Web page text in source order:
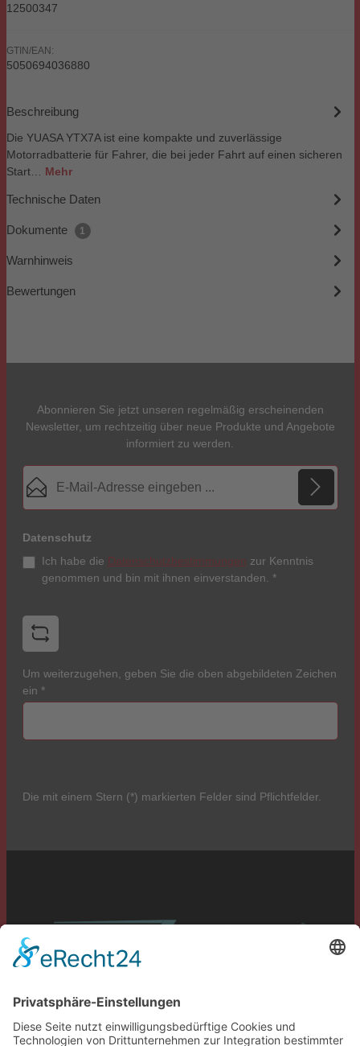
12500347
GTIN/EAN:
5050694036880
Beschreibung
Die YUASA YTX7A ist eine kompakte und zuverlässige
Motorradbatterie für Fahrer, die bei jeder Fahrt auf einen sicheren
Start… Mehr
Technische Daten
Dokumente 1
Warnhinweis
Bewertungen
Abonnieren Sie jetzt unseren regelmäßig erscheinenden
Newsletter, um rechtzeitig über neue Produkte und Angebote
informiert zu werden.
E-Mail-Adresse*
Datenschutz
Ich habe die Datenschutzbestimmungen zur Kenntnis
genommen und bin mit ihnen einverstanden. *
Um weiterzugehen, geben Sie die oben abgebildeten Zeichen
ein *
Die mit einem Stern (*) markierten Felder sind Pflichtfelder.